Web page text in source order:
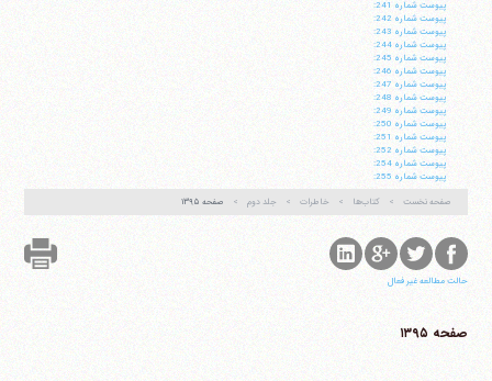
پيوست شماره 241:
پيوست شماره 242:
پيوست شماره 243:
پيوست شماره 244:
پيوست شماره 245:
پيوست شماره 246:
پيوست شماره 247:
پيوست شماره 248:
پيوست شماره 249:
پيوست شماره 250:
پيوست شماره 251:
پيوست شماره 252:
پيوست شماره 254:
پيوست شماره 255:
صفحه نخست
کتاب‌ها خاطرات جلد دوم صفحه ۱۳۹۵
حالت مطالعه غیر فعال
صفحه ۱۳۹۵